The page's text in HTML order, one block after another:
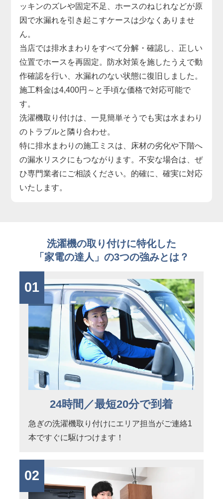
ッキンのズレや固定不足、ホースのねじれなどが原
因で水漏れを引き起こすケースは少なくありませ
ん。
当店では排水まわりをすべて分解・確認し、正しい
位置でホースを再固定。防水対策を施したうえで動
作確認を行い、水漏れのない状態に復旧しました。
施工料金は4,400円～と手頃な価格で対応可能で
す。
洗濯機取り付けは、一見簡単そうでも実は水まわり
のトラブルと隣り合わせ。
特に排水まわりの施工ミスは、床材の劣化や下階へ
の漏水リスクにもつながります。不安な場合は、ぜ
ひ専門業者にご相談ください。的確に、確実に対応
いたします。
洗濯機の取り付けに特化した
「家電の達人」の3つの強みとは？
01
24時間／最短20分で到着
急ぎの洗濯機取り付けにエリア担当がご連絡1
本ですぐに駆けつけます！
02